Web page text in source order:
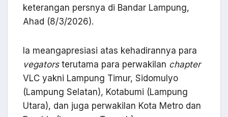
keterangan persnya di Bandar Lampung,
Ahad (8/3/2026).
Ia meangapresiasi atas kehadirannya para
vegatorsterutama para perwakilan chapter
VLC yakni Lampung Timur, Sidomulyo
(Lampung Selatan), Kotabumi (Lampung
Utara), dan juga perwakilan Kota Metro dan